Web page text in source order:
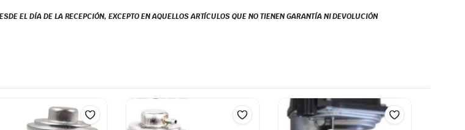
EL DÍA DE LA RECEPCIÓN, EXCEPTO EN AQUELLOS ARTÍCULOS QUE NO TIENEN GARANTÍA NI DEVOLUCIÓN